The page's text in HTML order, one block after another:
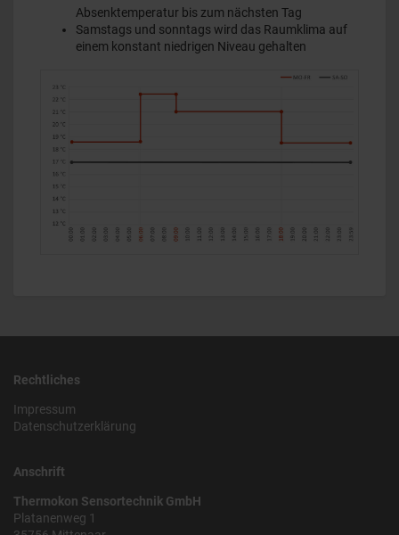
Absenktemperatur bis zum nächsten Tag
Samstags und sonntags wird das Raumklima auf
einem konstant niedrigen Niveau gehalten
Rechtliches
Impressum
Datenschutzerklärung
Anschrift
Thermokon Sensortechnik GmbH
Platanenweg 1